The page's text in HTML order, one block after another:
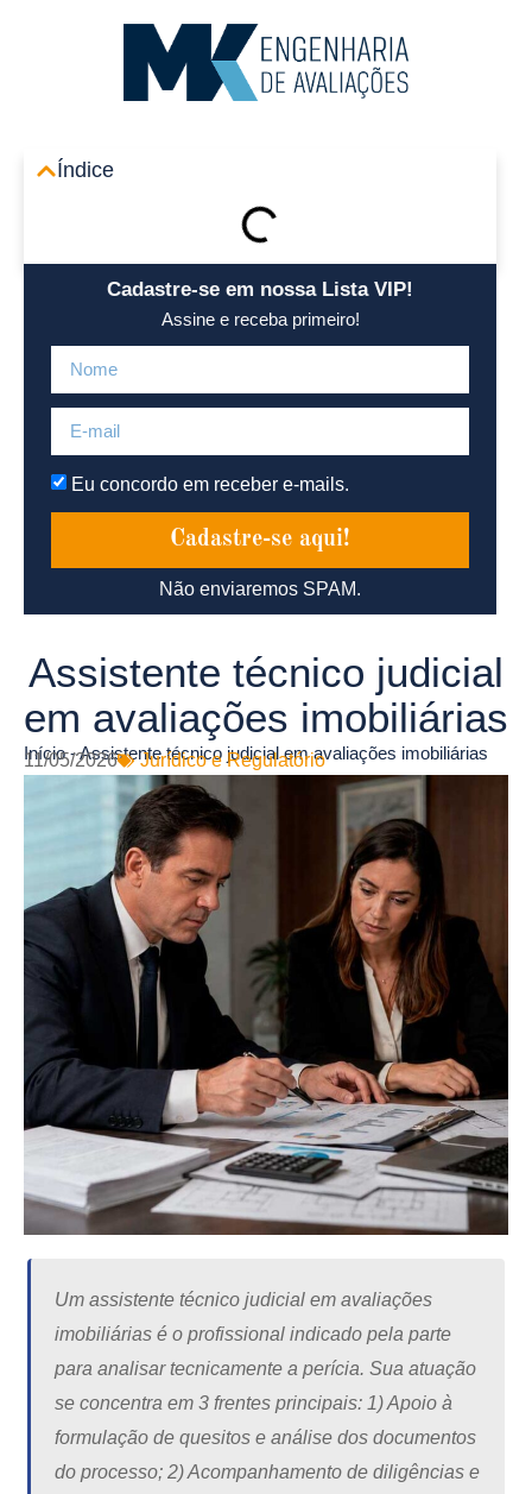
Índice
Cadastre-se em nossa Lista VIP!
Assine e receba primeiro!
Eu concordo em receber e-mails.
Cadastre-se aqui!
Não enviaremos SPAM.
Assistente técnico judicial
em avaliações imobiliárias
Início-Assistente técnico judicial em avaliações imobiliárias
11/05/2026 Jurídico e Regulatório
Um assistente técnico judicial em avaliações
imobiliárias é o profissional indicado pela parte
para analisar tecnicamente a perícia. Sua atuação
se concentra em 3 frentes principais: 1) Apoio à
formulação de quesitos e análise dos documentos
do processo; 2) Acompanhamento de diligências e